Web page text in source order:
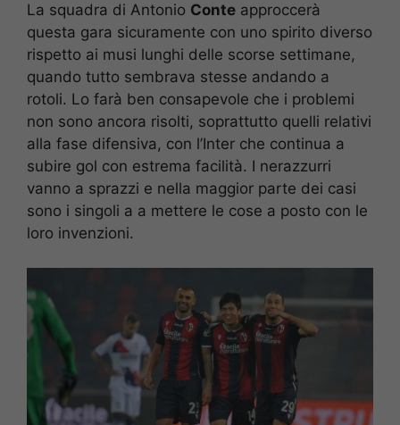
La squadra di Antonio Conte approccerà
questa gara sicuramente con uno spirito diverso
rispetto ai musi lunghi delle scorse settimane,
quando tutto sembrava stesse andando a
rotoli. Lo farà ben consapevole che i problemi
non sono ancora risolti, soprattutto quelli relativi
alla fase difensiva, con l’Inter che continua a
subire gol con estrema facilità. I nerazzurri
vanno a sprazzi e nella maggior parte dei casi
sono i singoli a a mettere le cose a posto con le
loro invenzioni.